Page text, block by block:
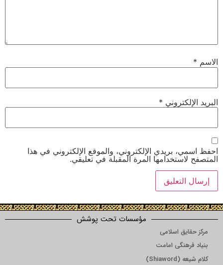
*
بريدي الإلكتروني، والموقع الإلكتروني في هذا
المرة المقبلة في تعليقي.
مؤسسات تحت پوشش
اسلامی
امامت